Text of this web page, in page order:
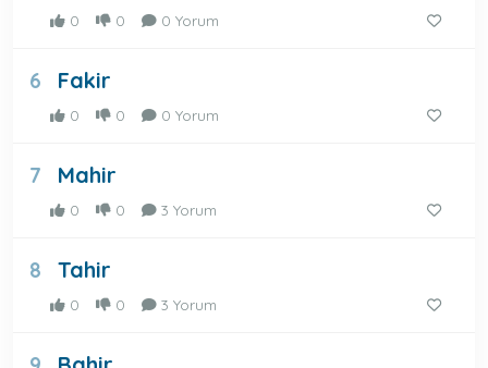
0 0 0 Yorum
6 Fakir
0 0 0 Yorum
7 Mahir
0 0 3 Yorum
8 Tahir
0 0 3 Yorum